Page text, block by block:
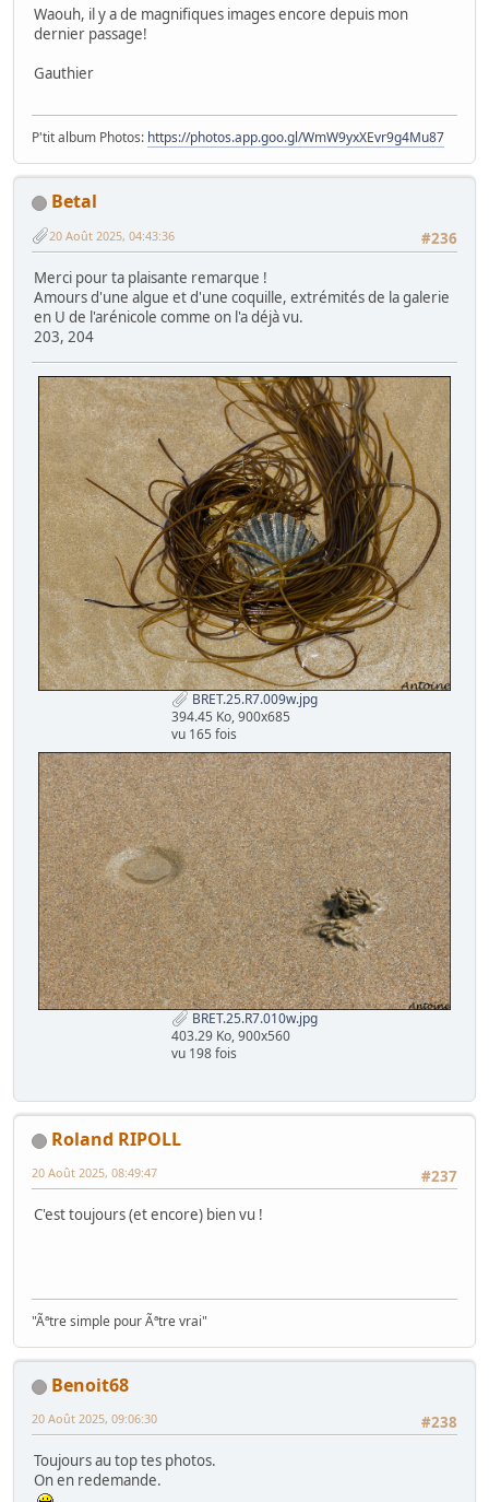
Waouh, il y a de magnifiques images encore depuis mon
dernier passage!
Gauthier
P'tit album Photos: https://photos.app.goo.gl/WmW9yxXEvr9g4Mu87
Betal
#236
20 Août 2025, 04:43:36
Merci pour ta plaisante remarque !
Amours d'une algue et d'une coquille, extrémités de la galerie
en U de l'arénicole comme on l'a déjà vu.
203, 204
BRET.25.R7.009w.jpg
394.45 Ko, 900x685
vu 165 fois
BRET.25.R7.010w.jpg
403.29 Ko, 900x560
vu 198 fois
Roland RIPOLL
#237
20 Août 2025, 08:49:47
C'est toujours (et encore) bien vu !
"Ãªtre simple pour Ãªtre vrai"
Benoit68
#238
20 Août 2025, 09:06:30
Toujours au top tes photos.
On en redemande.